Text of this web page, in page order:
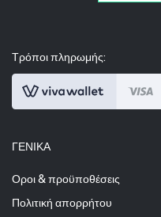
Τρόποι πληρωμής:
ΓΕΝΙΚΆ
Οροι & προϋποθέσεις
Πολιτική απορρήτου